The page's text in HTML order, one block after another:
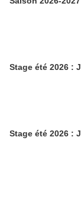
Stage été 2026 :
Stage été 2026 :